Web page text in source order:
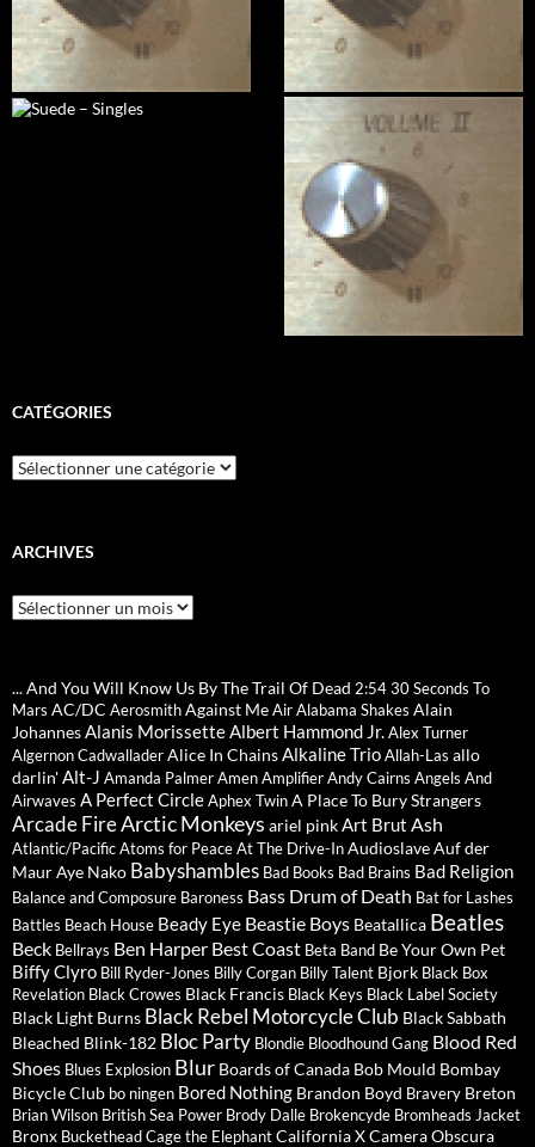
CATÉGORIES
Catégories
ARCHIVES
Archives
... And You Will Know Us By The Trail Of Dead 2:5430 Seconds To
Mars AC/DC AerosmithAgainst MeAirAlabama Shakes Alain
JohannesAlanis MorissetteAlbert Hammond Jr.Alex Turner
Algernon CadwalladerAlice In ChainsAlkaline TrioAllah-Las allo
darlin'Alt-J Amanda PalmerAmenAmplifierAndy Cairns Angels And
Airwaves A Perfect CircleAphex TwinA Place To Bury Strangers
Arcade FireArctic Monkeys ariel pinkArt Brut Ash
Atlantic/PacificAtoms for PeaceAt The Drive-InAudioslaveAuf der
MaurAye Nako Babyshambles Bad Books Bad Brains Bad Religion
Balance and Composure Baroness Bass Drum of Death Bat for Lashes
Battles Beach House Beady Eye Beastie Boys Beatallica Beatles
Beck Bellrays Ben Harper Best Coast Beta Band Be Your Own Pet
Biffy Clyro Bill Ryder-Jones Billy Corgan Billy Talent Bjork Black Box
Revelation Black Crowes Black Francis Black Keys Black Label Society
Black Light Burns Black Rebel Motorcycle Club Black Sabbath
Bleached Blink-182 Bloc Party Blondie Bloodhound Gang Blood Red
Shoes Blues Explosion Blur Boards of Canada Bob Mould Bombay
Bicycle Club bo ningen Bored Nothing Brandon Boyd Bravery Breton
Brian Wilson British Sea Power Brody Dalle Brokencyde Bromheads Jacket
Bronx BucketheadCage the ElephantCalifornia XCamera Obscura